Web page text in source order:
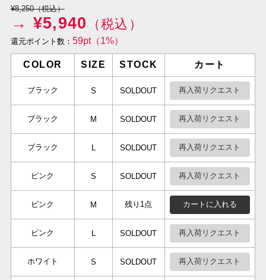
¥8,250（税込）
→ ¥5,940 （税込）
還元ポイント数： 59pt（1%）
COLOR SIZE STOCK カート
ブラック S SOLDOUT 再入荷リクエスト
ブラック M SOLDOUT 再入荷リクエスト
ブラック SOLDOUT 再入荷リクエスト
ピンク S SOLDOUT 再入荷リクエスト
ピンク M 残り1点 カートに入れる
ピンク SOLDOUT 再入荷リクエスト
ホワイト S SOLDOUT 再入荷リクエスト